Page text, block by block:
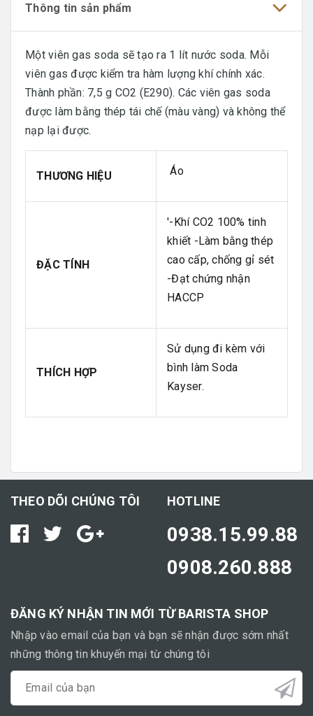
Thông tin sản phẩm
Một viên gas soda sẽ tạo ra 1 lít nước soda. Mỗi
viên gas được kiểm tra hàm lượng khí chính xác.
Thành phần: 7,5 g CO2 (E290). Các viên gas soda
được làm bằng thép tái chế (màu vàng) và không thể
nạp lại được.
THƯƠNG HIỆU Áo
ĐẶC TÍNH
'-Khí CO2 100% tinh
khiết -Làm bằng thép
cao cấp, chống gỉ sét
-Đạt chứng nhận
HACCP
THÍCH HỢP
Sử dụng đi kèm với
bình làm Soda
Kayser.
THEO DÕI CHÚNG TÔI HOTLINE
0938.15.99.88
0908.260.888
ĐĂNG KÝ NHẬN TIN MỚI TỪ BARISTA SHOP
Nhập vào email của bạn và bạn sẽ nhận được sớm nhất
những thông tin khuyến mại từ chúng tôi